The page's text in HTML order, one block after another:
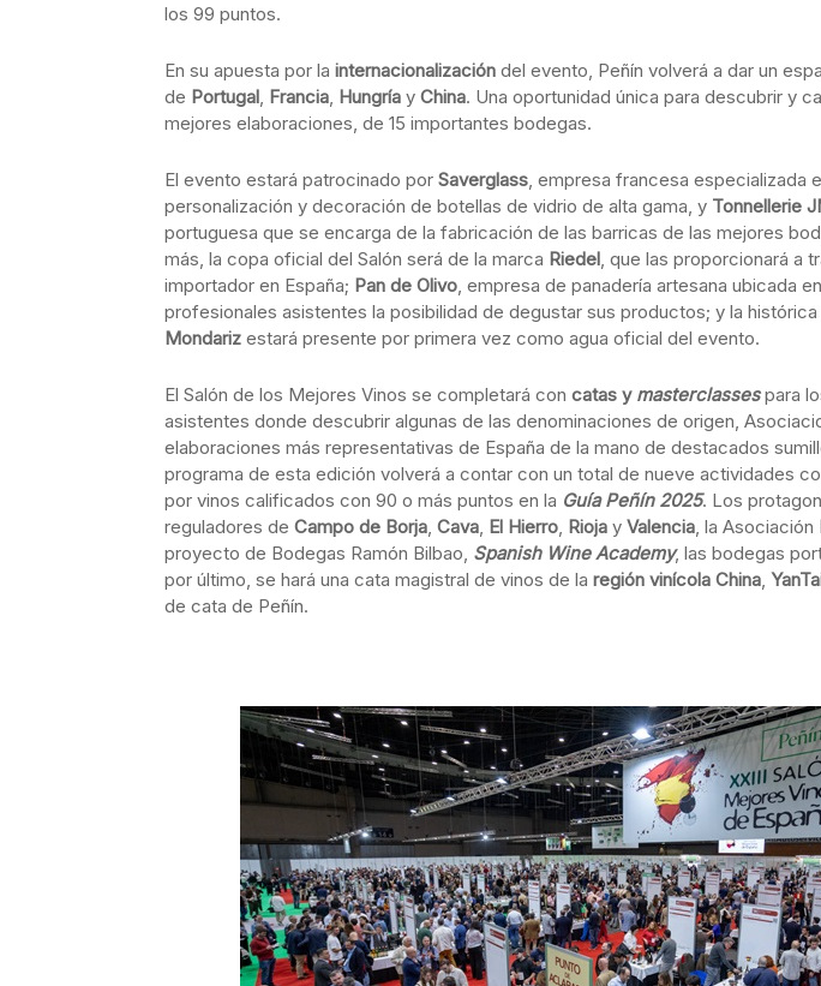
los 99 puntos.
En su apuesta por la internacionalización del evento, Peñín volverá a dar un
de Portugal, Francia, Hungría y China. Una oportunidad única para descubrir y
mejores elaboraciones, de 15 importantes bodegas.
El evento estará patrocinado por Saverglass, empresa francesa especializada
personalización y decoración de botellas de vidrio de alta gama, y Tonnellerie
portuguesa que se encarga de la fabricación de las barricas de las mejores
más, la copa oficial del Salón será de la marca Riedel, que las proporcionará a
importador en España; Pan de Olivo, empresa de panadería artesana ubicada
profesionales asistentes la posibilidad de degustar sus productos; y la histórica
Mondariz estará presente por primera vez como agua oficial del evento.
El Salón de los Mejores Vinos se completará con catas y masterclassespara
asistentes donde descubrir algunas de las denominaciones de origen,
elaboraciones más representativas de España de la mano de destacados
programa de esta edición volverá a contar con un total de nueve actividades
por vinos calificados con 90 o más puntos en la Guía Peñín 2025. Los
reguladores de Campo de Borja, Cava, El Hierro, Rioja y Valencia, la Asociación
proyecto de Bodegas Ramón Bilbao, Spanish Wine Academy, las bodegas
por último, se hará una cata magistral de vinos de la región vinícola China,
de cata de Peñín.